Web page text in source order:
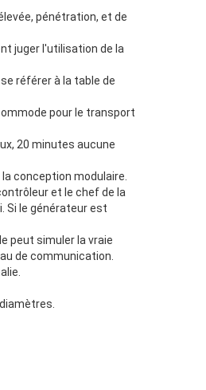
pénétration, et de
juger l'utilisation de la
référer à la table de
pour le transport
20 minutes aucune
conception modulaire.
et le chef de la
Si le générateur est
peut simuler la vraie
de communication.